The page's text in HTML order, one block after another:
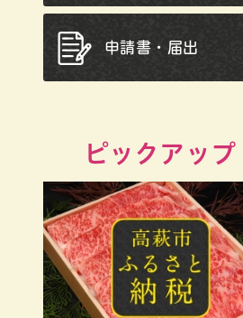
申請書・届出
ピックアップ